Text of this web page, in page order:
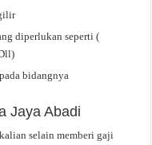
diperlukan seperti (
bidangnya
Jaya Abadi
selain memberi gaji